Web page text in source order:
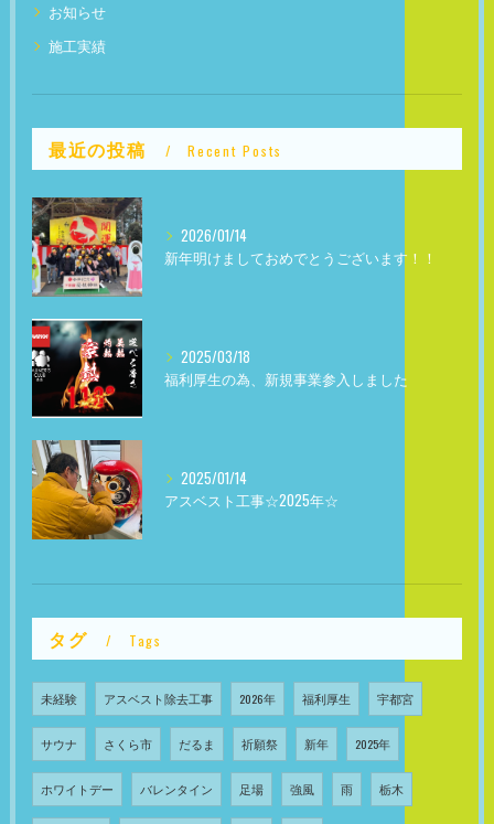
お知らせ
施工実績
最近の投稿 Recent Posts
2026/01/14
新年明けましておめでとうございます！！
2025/03/18
福利厚生の為、新規事業参入しました
2025/01/14
アスベスト工事☆2025年☆
タグ Tags
未経験 アスベスト除去工事 2026年 福利厚生 宇都宮
サウナ さくら市 だるま 祈願祭 新年 2025年
ホワイトデー バレンタイン 足場 強風 雨 栃木